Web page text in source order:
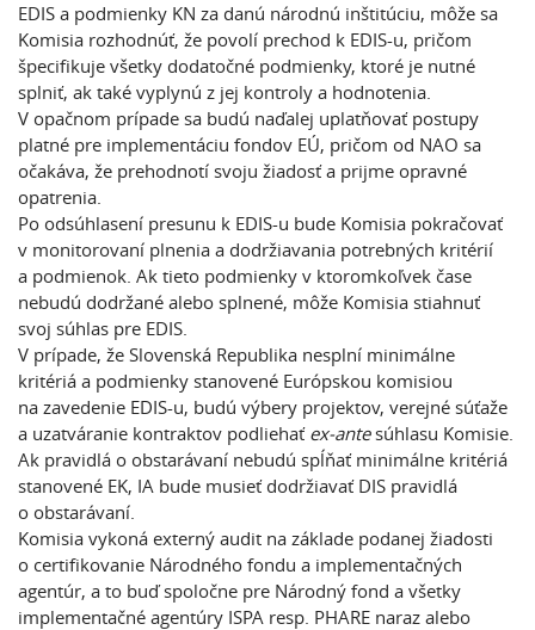
EDIS a podmienky KN za danú národnú inštitúciu, môže sa
Komisia rozhodnúť, že povolí prechod k EDIS-u, pričom
špecifikuje všetky dodatočné podmienky, ktoré je nutné
splniť, ak také vyplynú z jej kontroly a hodnotenia.
V opačnom prípade sa budú naďalej uplatňovať postupy
platné pre implementáciu fondov EÚ, pričom od NAO sa
očakáva, že prehodnotí svoju žiadosť a prijme opravné
opatrenia.
Po odsúhlasení presunu k EDIS-u bude Komisia pokračovať
v monitorovaní plnenia a dodržiavania potrebných kritérií
a podmienok. Ak tieto podmienky v ktoromkoľvek čase
nebudú dodržané alebo splnené, môže Komisia stiahnuť
svoj súhlas pre EDIS.
V prípade, že Slovenská Republika nesplní minimálne
kritériá a podmienky stanovené Európskou komisiou
na zavedenie EDIS-u, budú výbery projektov, verejné súťaže
a uzatváranie kontraktov podliehať ex-antesúhlasu Komisie.
Ak pravidlá o obstarávaní nebudú spĺňať minimálne kritériá
stanovené EK, IA bude musieť dodržiavať DIS pravidlá
o obstarávaní.
Komisia vykoná externý audit na základe podanej žiadosti
o certifikovanie Národného fondu a implementačných
agentúr, a to buď spoločne pre Národný fond a všetky
implementačné agentúry ISPA resp. PHARE naraz alebo